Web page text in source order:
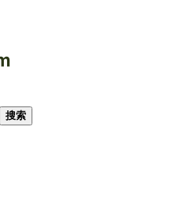
搜索